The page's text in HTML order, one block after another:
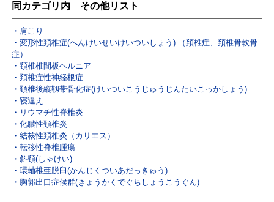
同カテゴリ内 その他リスト
肩こり
変形性頚椎症(へんけいせいけいついしょう) （頚椎症、頚椎骨軟骨
症）
頚椎椎間板ヘルニア
頚椎症性神経根症
頚椎後縦靱帯骨化症(けいついこうじゅうじんたいこっかしょう)
寝違え
リウマチ性脊椎炎
化膿性頚椎炎
結核性頚椎炎（カリエス）
転移性脊椎腫瘍
斜頚(しゃけい)
環軸椎亜脱臼(かんじくついあだっきゅう)
胸郭出口症候群(きょうかくでぐちしょうこうぐん)